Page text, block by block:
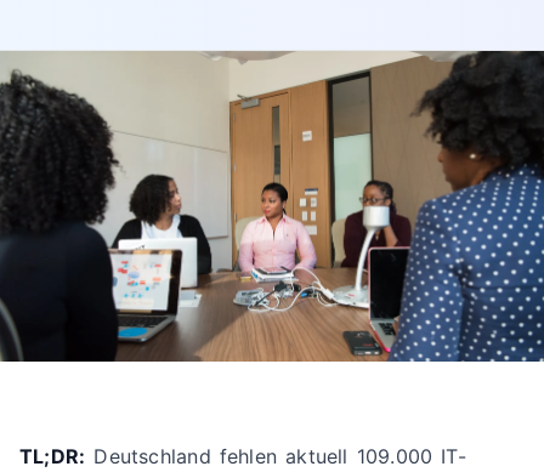
TL;DR: Deutschland fehlen aktuell 109.000 IT-